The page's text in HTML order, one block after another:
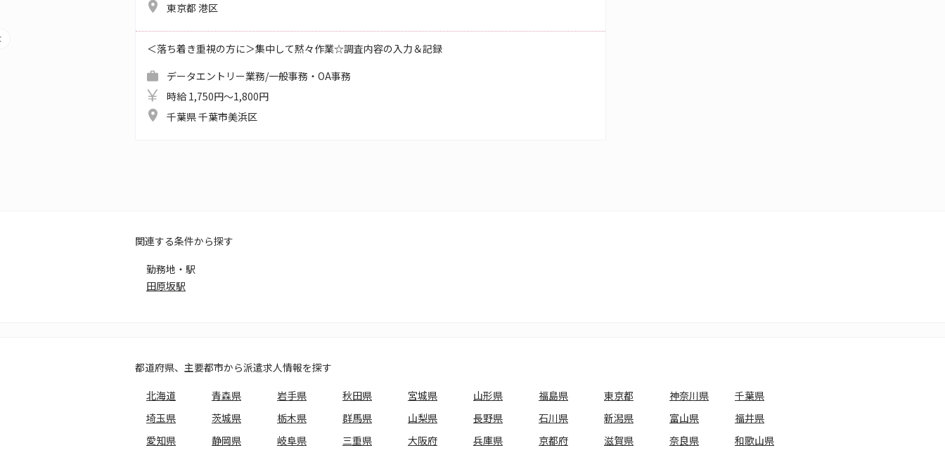
東京都 港区
＜落ち着き重視の方に＞集中して黙々作業☆調査内容の入力＆記録
データエントリー業務/一般事務・OA事務
時給 1,750円～1,800円
千葉県 千葉市美浜区
関連する条件から探す
勤務地・駅
田原坂駅
都道府県、主要都市から派遣求人情報を探す
北海道
青森県 岩手県 秋田県 宮城県 山形県 福島県 東京都 神奈川県
千葉県
埼玉県
茨城県 栃木県 群馬県 山梨県 長野県 石川県 新潟県 富山県
福井県
愛知県
静岡県 岐阜県 三重県 大阪府 兵庫県 京都府 滋賀県 奈良県
和歌山県